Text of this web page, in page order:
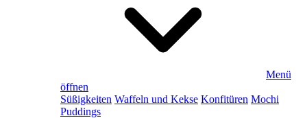
Menü
öffnen
Süßigkeiten Waffeln und Kekse Konfitüren Mochi
Puddings